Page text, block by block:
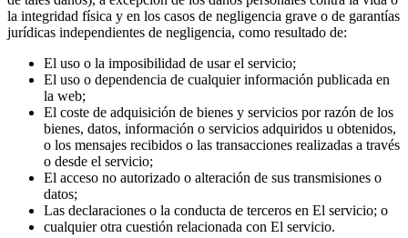
la integridad física y en los casos de negligencia grave o de garantías
jurídicas independientes de negligencia, como resultado de:
El uso o la imposibilidad de usar el servicio;
El uso o dependencia de cualquier información publicada en
la web;
El coste de adquisición de bienes y servicios por razón de los
bienes, datos, información o servicios adquiridos u obtenidos,
o los mensajes recibidos o las transacciones realizadas a través
o desde el servicio;
El acceso no autorizado o alteración de sus transmisiones o
datos;
Las declaraciones o la conducta de terceros en El servicio; o
cualquier otra cuestión relacionada con El servicio.